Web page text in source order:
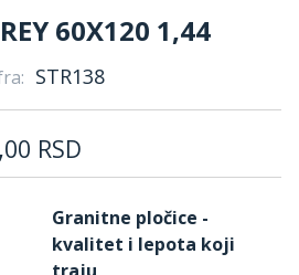
60X120 1,44
STR138
00 RSD
Granitne pločice -
kvalitet i lepota koji